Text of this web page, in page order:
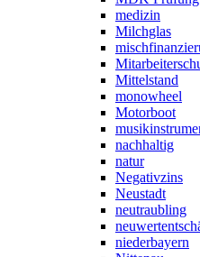
medizin
Milchglas
Mittelstand
monowheel
Motorboot
nachhaltig
natur
Negativzins
Neustadt
neutraubling
niederbayern